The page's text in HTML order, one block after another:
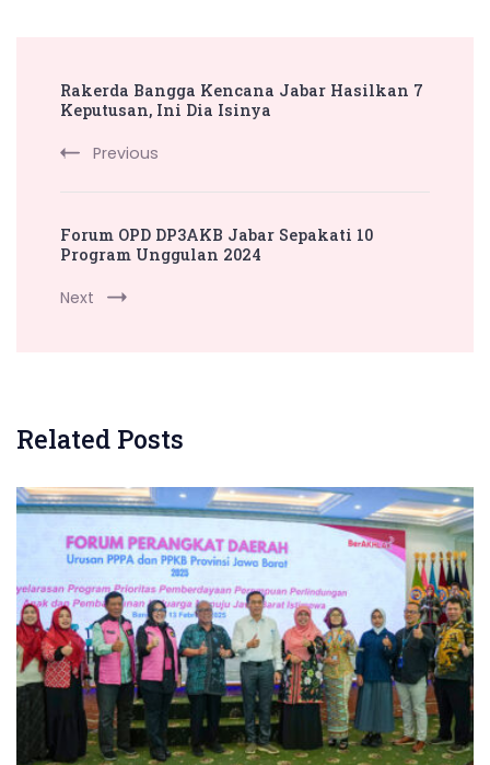
Navigation
Rakerda Bangga Kencana Jabar Hasilkan 7
Keputusan, Ini Dia Isinya
Previous
Forum OPD DP3AKB Jabar Sepakati 10
Program Unggulan 2024
Next
Related Posts